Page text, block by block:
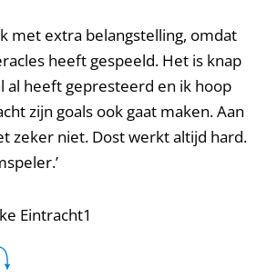
met extra belangstelling, omdat
heeft gespeeld. Het is knap
al heeft gepresteerd en ik hoop
zijn goals ook gaat maken. Aan
zeker niet. Dost werkt altijd hard.